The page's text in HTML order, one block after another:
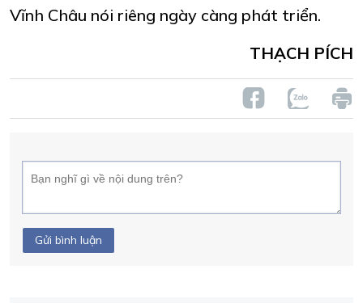
Vĩnh Châu nói riêng ngày càng phát triển.
THẠCH PÍCH
Gửi bình luận